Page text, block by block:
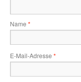
Name *
E-Mail-Adresse *